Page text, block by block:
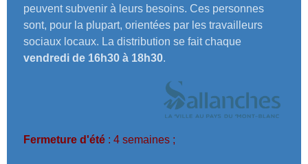
peuvent subvenir à leurs besoins. Ces personnes
sont, pour la plupart, orientées par les travailleurs
sociaux locaux. La distribution se fait chaque
vendredi de 16h30 à 18h30.
Fermeture d'été : 4 semaines ;